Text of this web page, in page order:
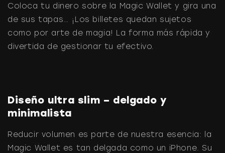
Coloca tu dinero sobre la Magic Wallet y gira una
de sus tapas… ¡Los billetes quedan sujetos
como por arte de magia! La forma más rápida y
divertida de gestionar tu efectivo.
Diseño ultra slim – delgado y
minimalista
Reducir volumen es parte de nuestra esencia: la
Magic Wallet es tan delgada como un iPhone. Su